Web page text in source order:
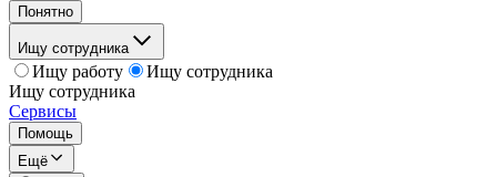
Понятно
Ищу сотрудника
Ищу работу
Ищу сотрудника
Ищу сотрудника
Сервисы
Помощь
Ещё